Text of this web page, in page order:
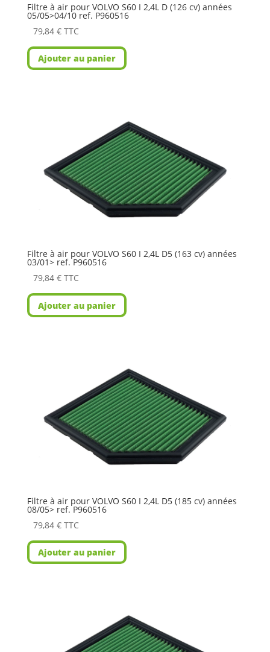
Filtre à air pour VOLVO S60 I 2,4L D (126 cv) années
05/05>04/10 ref. P960516
79,84 € TTC
Ajouter au panier
Filtre à air pour VOLVO S60 I 2,4L D5 (163 cv) années
03/01> ref. P960516
79,84 € TTC
Ajouter au panier
Filtre à air pour VOLVO S60 I 2,4L D5 (185 cv) années
08/05> ref. P960516
79,84 € TTC
Ajouter au panier